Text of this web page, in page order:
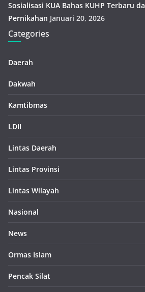
Sosialisasi KUA Bahas KUHP Terbaru
Pernikahan Januari 20, 2026
Categories
Daerah
Dakwah
Kamtibmas
LDII
Lintas Daerah
Lintas Provinsi
Lintas Wilayah
Nasional
News
Ormas Islam
Pencak Silat